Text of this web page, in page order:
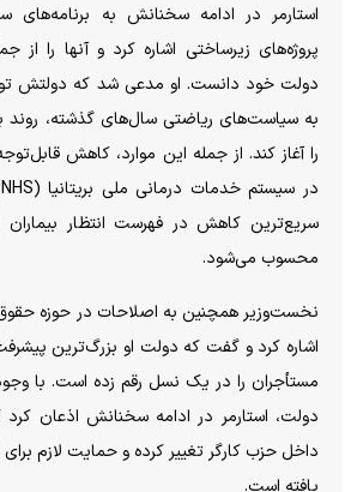
استارمر در ادامه سخنانش به برنامه‌های
پروژه‌های زیرساختی اشاره کرد و آنها را از
دولت خود دانست. او مدعی شد که دولتش
به سیاست‌های ریاضتی سال‌های گذشته، روند
را آغاز کند. از جمله این موارد، کاهش
محسوب می‌شود.
نخست‌وزیر همچنین به اصلاحات در حوزه حقوق
اشاره کرد و گفت که دولت او بزرگ‌ترین
مستأجران را در یک نسل رقم زده است. با
دولت، استارمر در ادامه سخنانش اذعان
داخل حزب کارگر تغییر کرده و حمایت لازم
یافته است.